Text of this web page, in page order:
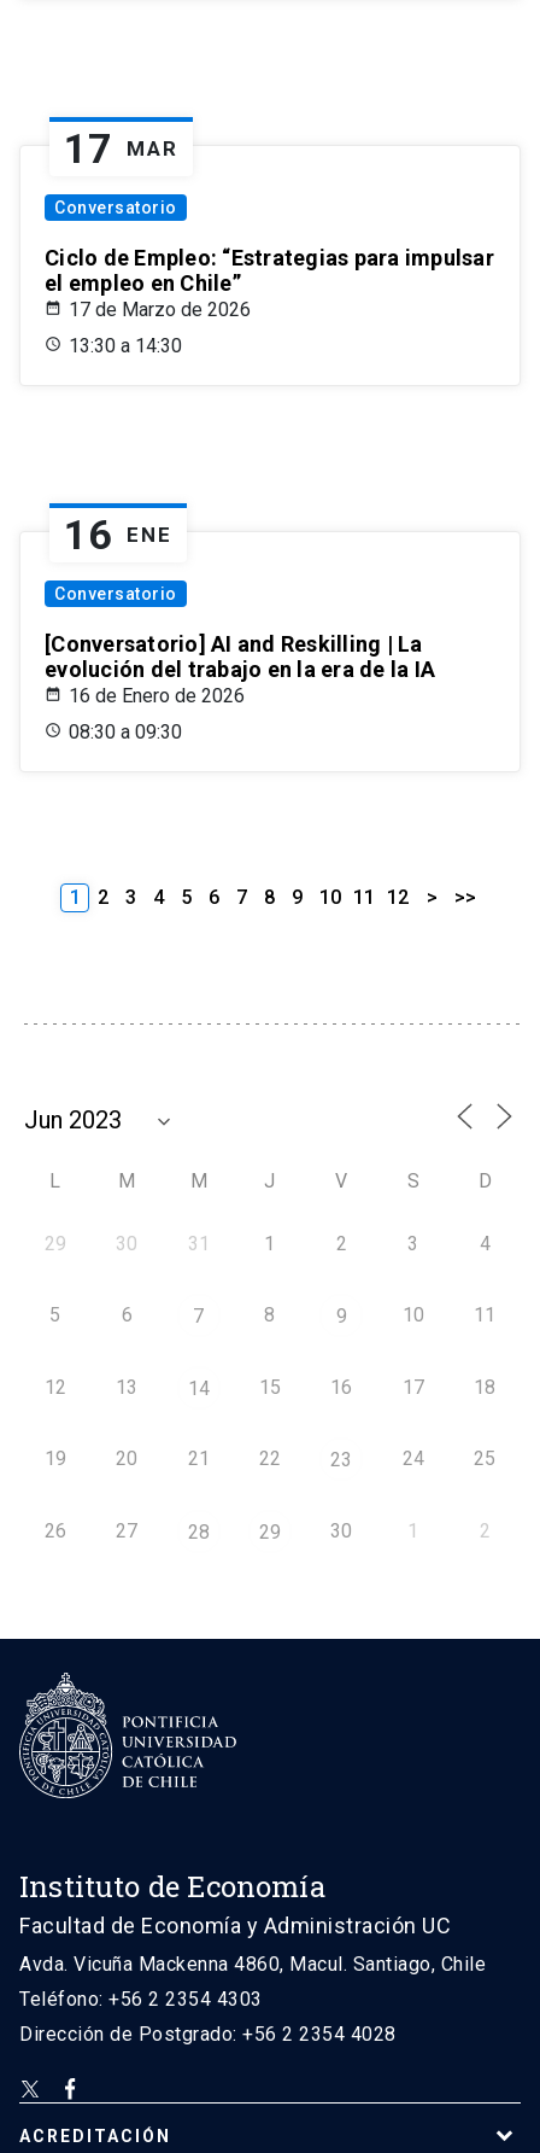
17 MAR
Conversatorio
Ciclo de Empleo: “Estrategias para impulsar
el empleo en Chile”
17 de Marzo de 2026
13:30 a 14:30
16 ENE
Conversatorio
[Conversatorio] AI and Reskilling | La
evolución del trabajo en la era de la IA
16 de Enero de 2026
08:30 a 09:30
1 2 3 4 5 6 7 8 9 10 11 12 > >>
L M M J V S D
29 30 31 1 2 3 4
5 6 7 8 9 10 11
12 13 14 15 16 17 18
19 20 21 22 23 24 25
26 27 28 29 30 1 2
Instituto de Economía
Facultad de Economía y Administración UC
Avda. Vicuña Mackenna 4860, Macul. Santiago, Chile
Teléfono: +56 2 2354 4303
Dirección de Postgrado: +56 2 2354 4028
ACREDITACIÓN